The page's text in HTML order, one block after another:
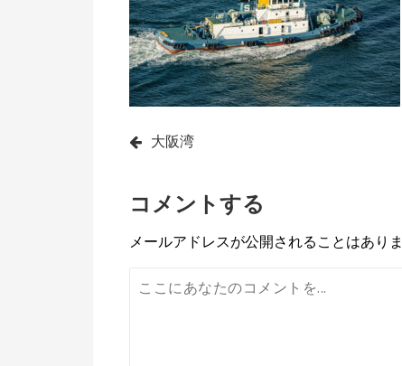
投
ナ
ビ
ゲ
大阪湾
コメントする
メールアドレスが公開されることはありま